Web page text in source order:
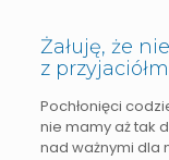
Żałuję, że
z
Pochłonięci
nie mamy aż tak
nad ważnymi dla